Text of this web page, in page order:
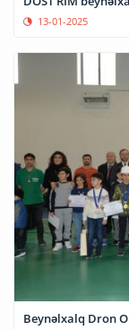
13-01-2025
Beynəlxalq Dron